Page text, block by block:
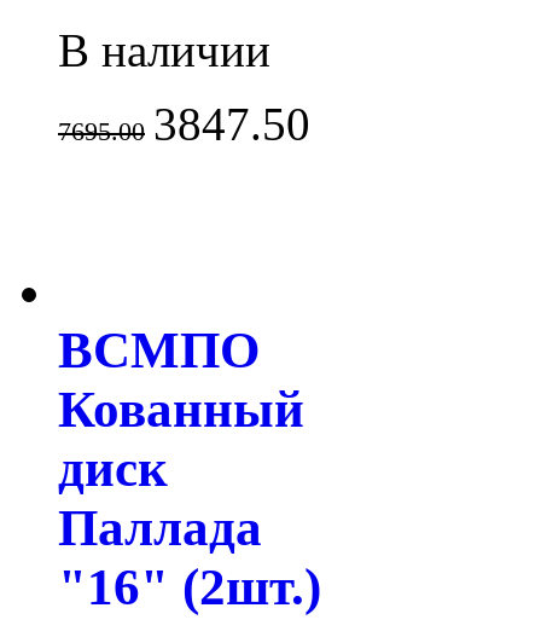
В наличии
7695.00 3847.50
ВСМПО
Кованный
диск
Паллада
"16" (2шт.)